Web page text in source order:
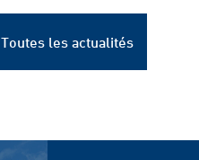
Toutes les actualités